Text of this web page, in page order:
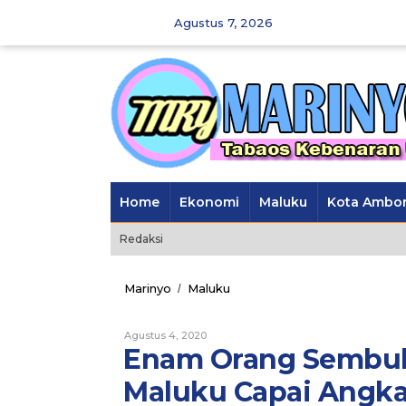
Agustus 7, 2026
Home Ekonomi Maluku Kota
Redaksi
Marinyo / Maluku
Kesembuhan
di
Maluku
Capai
Agustus 4, 2020
Marinyo
Enam Orang
Maluku Capai